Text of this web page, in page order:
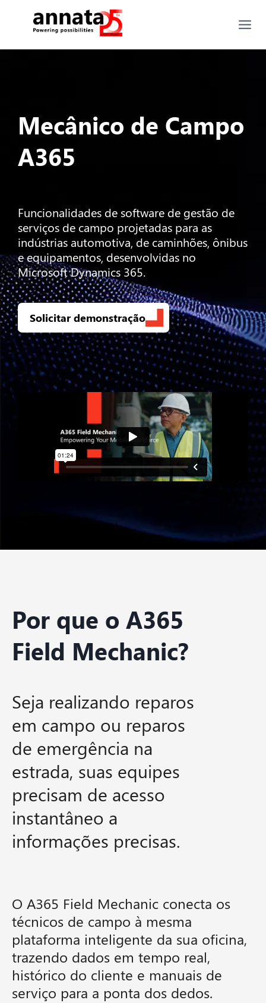
Mecânico de Campo
A365
Funcionalidades de software de gestão de
serviços de campo projetadas para as
indústrias automotiva, de caminhões, ônibus
e equipamentos, desenvolvidas no
Microsoft Dynamics 365.
Solicitar demonstração
Por que o A365
Field Mechanic?
Seja realizando reparos
em campo ou reparos
de emergência na
estrada, suas equipes
precisam de acesso
instantâneo a
informações precisas.
O A365 Field Mechanic conecta os
técnicos de campo à mesma
plataforma inteligente da sua oficina,
trazendo dados em tempo real,
histórico do cliente e manuais de
serviço para a ponta dos dedos.